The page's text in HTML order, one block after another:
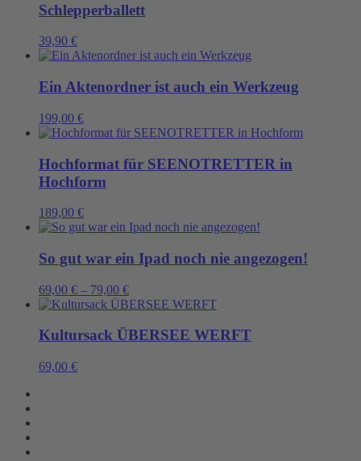
Schlepperballett
39,90 €
Ein Aktenordner ist auch ein Werkzeug
199,00 €
Hochformat für SEENOTRETTER in
Hochform
189,00 €
So gut war ein Ipad noch nie angezogen!
69,00 € – 79,00 €
Kultursack ÜBERSEE WERFT
69,00 €